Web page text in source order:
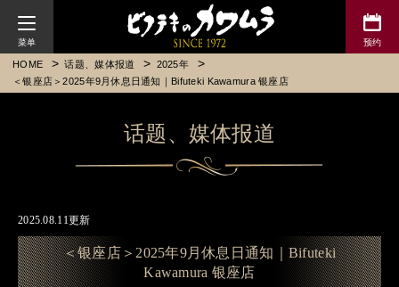
HOME 话题、媒体报道
2025年
＜银座店＞2025年9月休息日通知｜Bifuteki Kawamura 银座店
话题、媒体报道
2025.08.11更新
＜银座店＞2025年9月休息日通知｜Bifuteki
Kawamura 银座店